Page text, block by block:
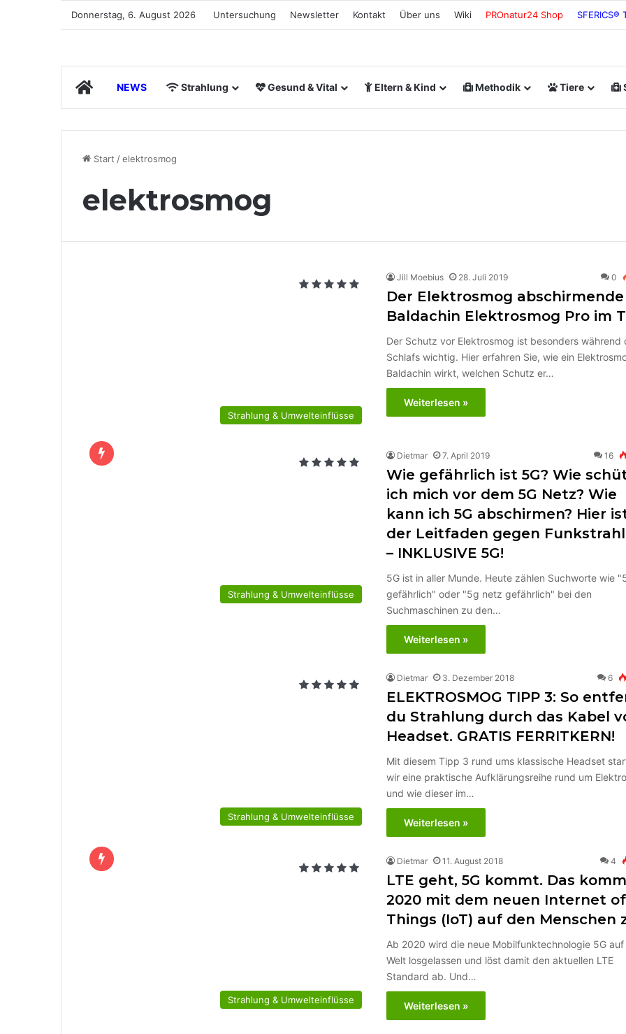
Donnerstag, 6. August 2026 Untersuchung Newsletter Kontakt Über uns Wiki PROnatur24 Shop SFERICS®
NEWS Strahlung Gesund & Vital Eltern & Kind Methodik Tiere
Start /elektrosmog
elektrosmog
Strahlung & Umwelteinflüsse
Jill Moebius 28. Juli 2019 0
Der Elektrosmog abschirmende
Baldachin Elektrosmog Pro im
Der Schutz vor Elektrosmog ist besonders während
Schlafs wichtig. Hier erfahren Sie, wie ein
Baldachin wirkt, welchen Schutz er…
Weiterlesen »
Strahlung & Umwelteinflüsse
Dietmar 7. April 2019 16
Wie gefährlich ist 5G? Wie
ich mich vor dem 5G Netz? Wie
kann ich 5G abschirmen? Hier
der Leitfaden gegen
– INKLUSIVE 5G!
5G ist in aller Munde. Heute zählen Suchworte wie
gefährlich" oder "5g netz gefährlich" bei den
Suchmaschinen zu den…
Weiterlesen »
Strahlung & Umwelteinflüsse
Dietmar 3. Dezember 2018 6
ELEKTROSMOG TIPP 3: So
du Strahlung durch das Kabel
Headset. GRATIS FERRITKERN!
Mit diesem Tipp 3 rund ums klassische Headset
wir eine praktische Aufklärungsreihe rund um
und wie dieser im…
Weiterlesen »
Strahlung & Umwelteinflüsse
Dietmar 11. August 2018 4
LTE geht, 5G kommt. Das
2020 mit dem neuen Internet of
Things (IoT) auf den Menschen
Ab 2020 wird die neue Mobilfunktechnologie 5G
Welt losgelassen und löst damit den aktuellen LTE
Standard ab. Und…
Weiterlesen »